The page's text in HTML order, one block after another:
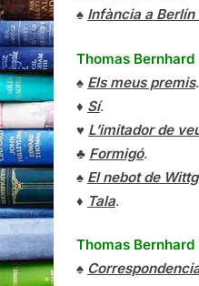
♠ Infància a Berlín
Thomas Bernhard
♠ Els meus premis.
♦ Sí.
♥ L’imitador de
♣ Formigó.
♠ El nebot de
♦ Tala.
Thomas Bernhard
♠